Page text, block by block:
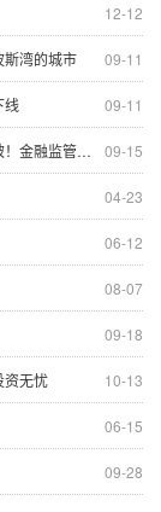
12-12
09-11
斯湾的城市
09-11
线
09-15
总局重磅部署
04-23
06-12
08-07
09-18
10-13
资无忧
06-15
09-28